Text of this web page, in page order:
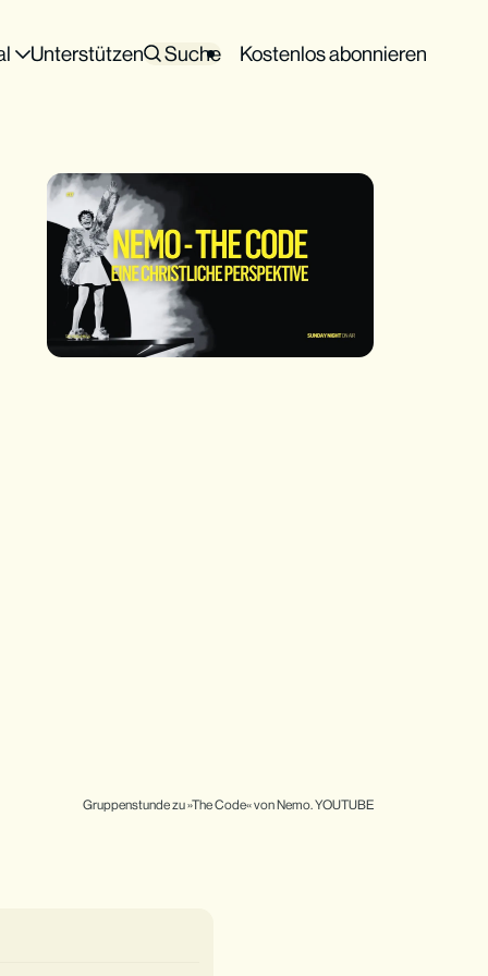
Unterstützen Suche Kostenlos abonnieren
Gruppenstunde zu »The Code« von Nemo. YOUTUBE